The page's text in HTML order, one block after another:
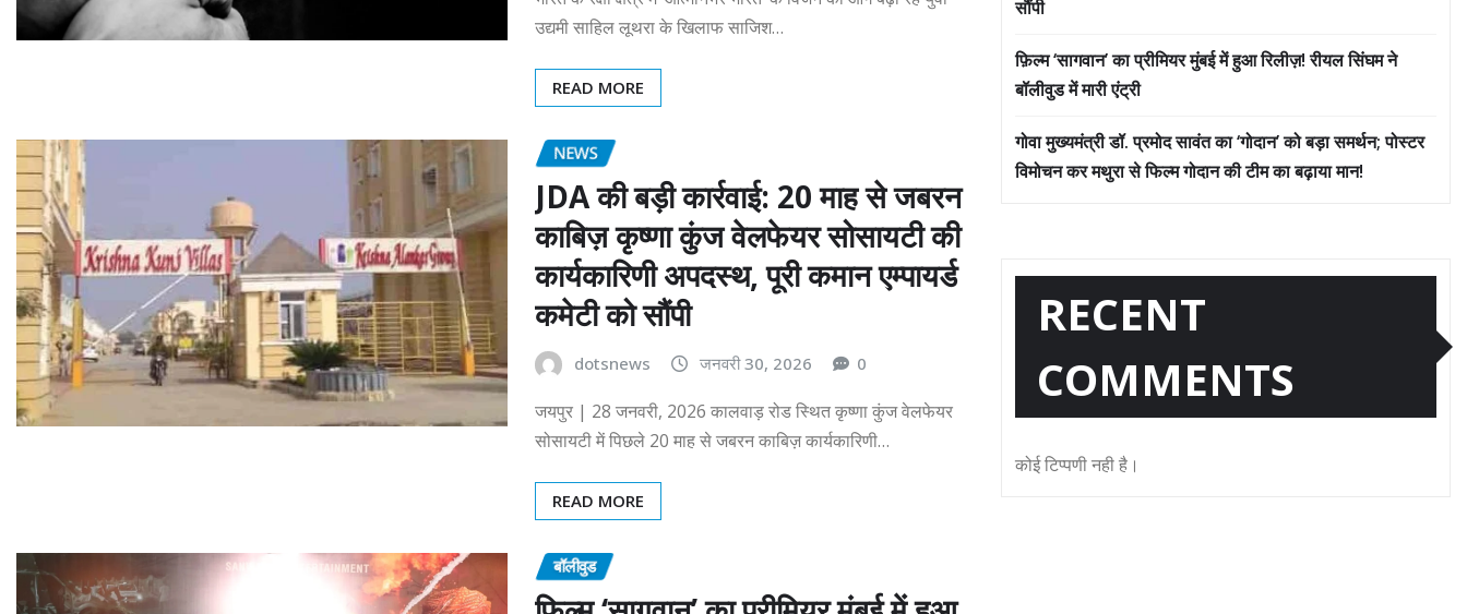
उद्यमी साहिल लूथरा के खिलाफ साजिश…
READ MORE
NEWS
JDA की बड़ी कार्रवाई: 20 माह से जबरन
काबिज़ कृष्णा कुंज वेलफेयर सोसायटी की
कार्यकारिणी अपदस्थ, पूरी कमान एम्पायर्ड
कमेटी को सौंपी
dotsnews जनवरी 30, 2026 0
जयपुर | 28 जनवरी, 2026 कालवाड़ रोड स्थित कृष्णा कुंज वेलफेयर
सोसायटी में पिछले 20 माह से जबरन काबिज़ कार्यकारिणी…
READ MORE
बॉलीवुड
सौंपी
फ़िल्म ‘सागवान’ का प्रीमियर मुंबई में हुआ रिलीज़! रीयल सिंघम ने
बॉलीवुड में मारी एंट्री
गोवा मुख्यमंत्री डॉ. प्रमोद सावंत का ‘गोदान’ को बड़ा समर्थन; पोस्टर
विमोचन कर मथुरा से फिल्म गोदान की टीम का बढ़ाया मान!
RECENT
COMMENTS
कोई टिप्पणी नही है।